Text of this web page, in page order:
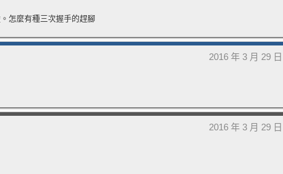
怎麼有種三次握手的趕腳
2016 年 3 月 29
2016 年 3 月 29